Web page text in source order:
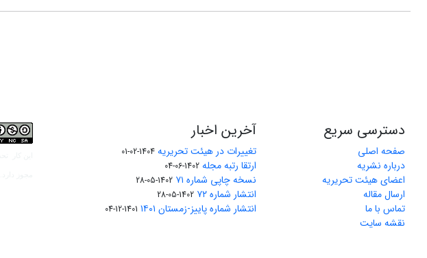
دسترسی سریع
صفحه اصلی
درباره نشریه
اعضای هیئت تحریریه
ارسال مقاله
تماس با ما
نقشه سایت
آخرین اخبار
تغییرات در هیئت تحریریه 1404-02-01
ارتقا رتبه مجله 1402-06-04
نسخه چاپی شماره ۷۱ 1402-05-28
انتشار شماره ۷۲ 1402-05-28
انتشار شماره پاییز-زمستان ۱۴۰۱ 1401-12-04